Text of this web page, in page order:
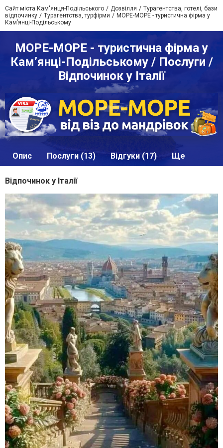
Сайт міста Кам'янця-Подільського Дозвілля
Турагентства, готелі, бази
відпочинку
Турагентства, турфірми
МОРЕ-МОРЕ - туристична фірма у
Кам’янці-Подільському
МОРЕ-МОРЕ - туристична фірма у
Кам’янці-Подільському / Послуги /
Відпочинок у Італії
Опис Послуги (13) Відгуки (17) Ще
Відпочинок у Італії